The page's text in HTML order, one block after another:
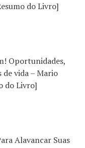
do Livro]
Oportunidades,
vida – Mario
do Livro]
Alavancar Suas